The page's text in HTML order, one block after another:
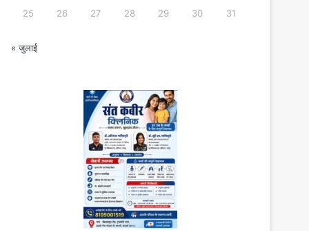
25 26 27 28 29 30 31
« जुलाई